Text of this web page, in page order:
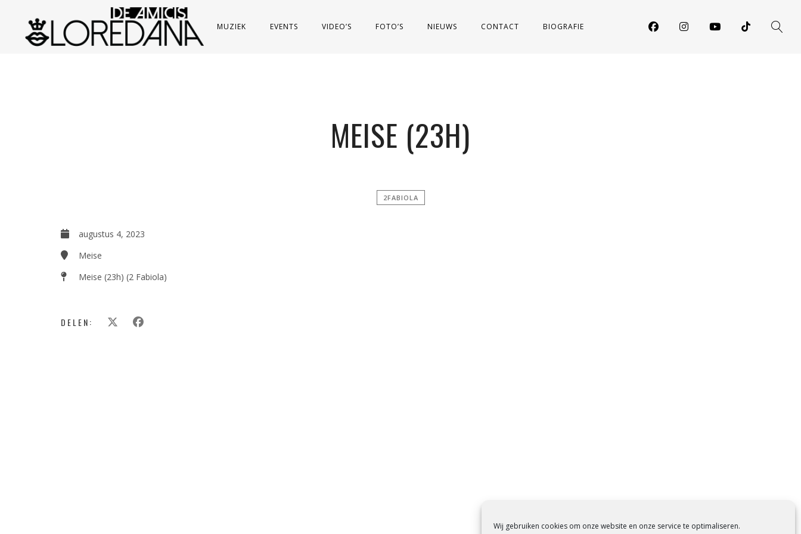
Wij gebruiken cookies om onze website en onze service te optimaliseren.
MUZIEK EVENTS VIDEO’S FOTO’S NIEUWS CONTACT BIOGRAFIE
MEISE (23H)
2FABIOLA
augustus 4, 2023
Meise
Meise (23h) (2 Fabiola)
DELEN: